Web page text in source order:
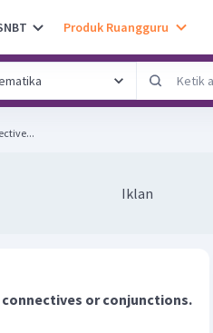
Produk Ruangguru
Iklan
or conjunctions.